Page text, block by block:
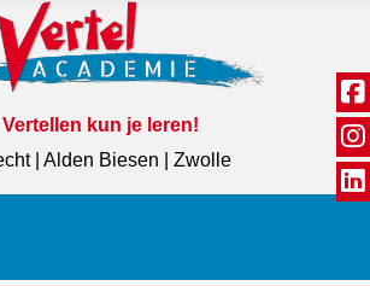
Vertellen kun je leren!
| Alden Biesen | Zwolle